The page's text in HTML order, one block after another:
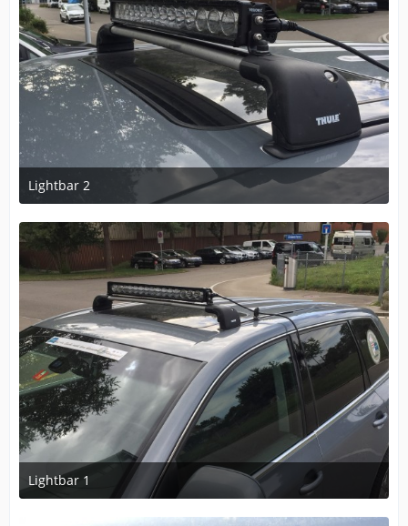
Lightbar 2
27. August 2020 um 15:13
2
Lightbar 1
27. August 2020 um 15:13
1